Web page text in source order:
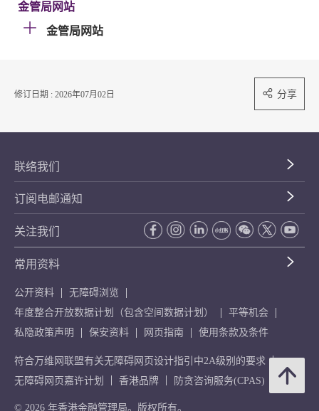
金管局网站
金管局网站
修订日期 : 2026年07月02日 分享
联络我们
订阅电邮通知
关注我们
常用资料
公开资料
无障碍浏览
年度整合开放数据计划（包含空间数据计划）
平等机会
私隐政策声明
保安资料 网页指南 使用条款及条件
符合万维网联盟有关无障碍网页设计指引中2A级别的要求
无障碍网页嘉许计划
香港品牌 防贪咨询服务(CPAS)
© 2026 年香港金融管理局。版权所有。